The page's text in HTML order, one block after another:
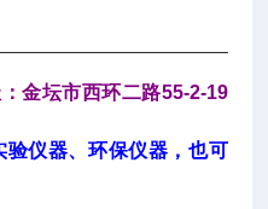
金坛市西环二路55-2-19
仪器、环保仪器，也可